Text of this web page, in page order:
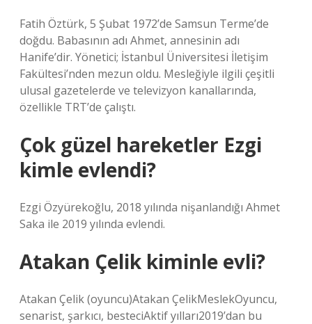
Fatih Öztürk, 5 Şubat 1972’de Samsun Terme’de
doğdu. Babasının adı Ahmet, annesinin adı
Hanife’dir. Yönetici; İstanbul Üniversitesi İletişim
Fakültesi’nden mezun oldu. Mesleğiyle ilgili çeşitli
ulusal gazetelerde ve televizyon kanallarında,
özellikle TRT’de çalıştı.
Çok güzel hareketler Ezgi
kimle evlendi?
Ezgi Özyürekoğlu, 2018 yılında nişanlandığı Ahmet
Saka ile 2019 yılında evlendi.
Atakan Çelik kiminle evli?
Atakan Çelik (oyuncu)Atakan ÇelikMeslekOyuncu,
senarist, şarkıcı, besteciAktif yılları2019’dan bu